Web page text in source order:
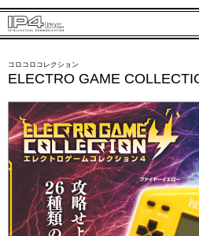
コロコロコレクション
ELECTRO GAME